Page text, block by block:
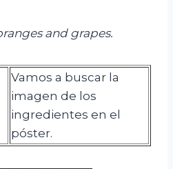
and grapes.
Vamos a buscar la
imagen de los
ingredientes en el
póster.